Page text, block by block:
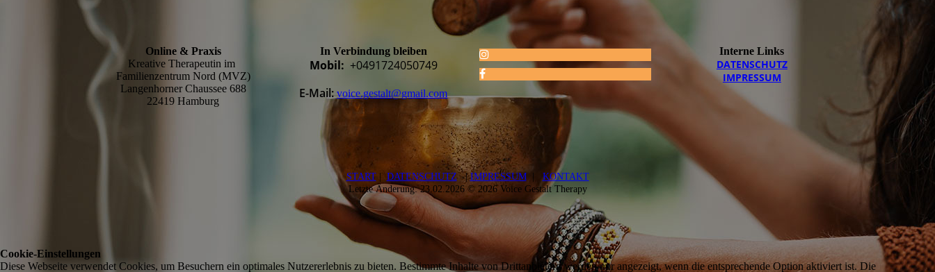
Online & Praxis
Kreative Therapeutin im
Familienzentrum Nord (MVZ)
Langenhorner Chaussee 688
22419 Hamburg
In Verbindung bleiben
Mobil: +0491724050749
E-Mail:voice.gestalt@gmail.com
Interne Links
DATEN­SCHUTZ
IMPRESSUM
START| DATENSCHUTZ|IMPRESSUM| KONTAKT
Letzte Änderung: 23.02.2026 © 2026 Voice Gestalt Therapy
Cookie-Einstellungen
Diese Webseite verwendet Cookies, um Besuchern ein optimales Nutzererlebnis zu bieten. Bestimmte Inhalte von Drittanbietern werden nur angezeigt, wenn die entsprechende Option aktiviert ist. Die